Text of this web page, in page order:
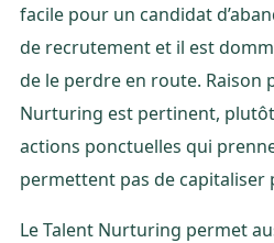
facile pour un candidat
de recrutement et il est
de le perdre en route. Raison
Nurturing est pertinent, plutôt
actions ponctuelles qui
permettent pas de capitaliser
Le Talent Nurturing permet